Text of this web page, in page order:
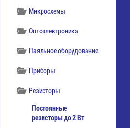
Микросхемы
Оптоэлектроника
Паяльное оборудование
Приборы
Резисторы
Постоянные
резисторы до 2 Вт